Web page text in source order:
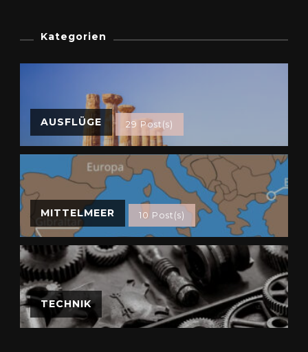
Kategorien
AUSFLÜGE 29 Post(s)
MITTELMEER 10 Post(s)
TECHNIK